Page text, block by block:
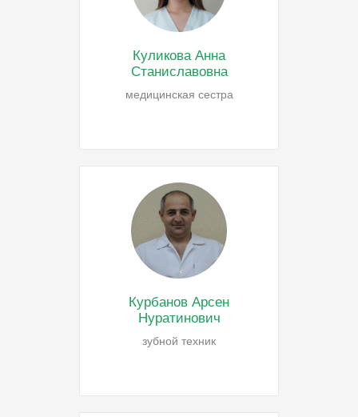
Куликова Анна
Станиславовна
медицинская сестра
Курбанов Арсен
Нуратинович
зубной техник